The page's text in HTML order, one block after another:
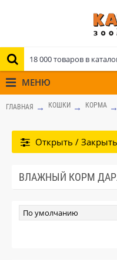
МЕНЮ
ГЛАВНАЯ КОШКИ КОРМА
Открыть /
ВЛАЖНЫЙ КОРМ